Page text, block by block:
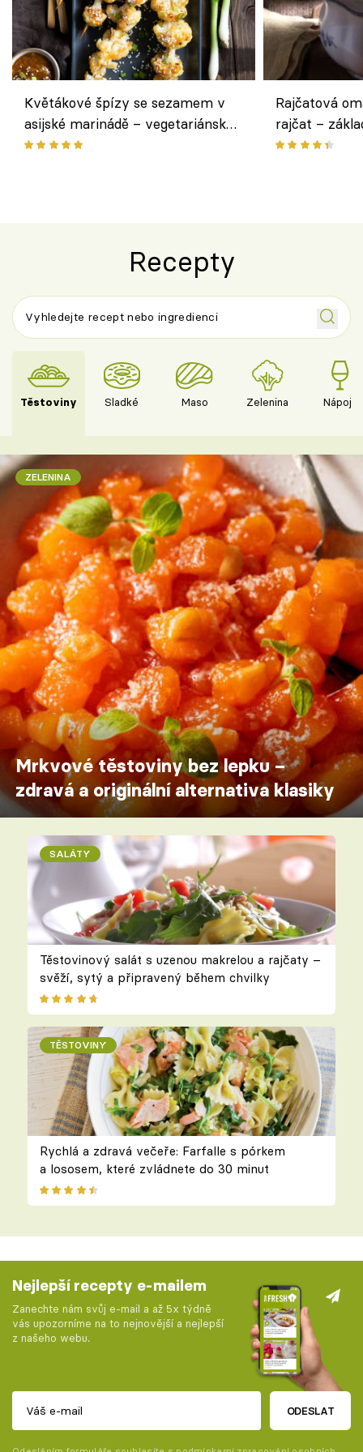
Květákové špízy se sezamem v
asijské marinádě – vegetariánská
chuťovka z grilu
Rajčatová
rajčat –
Recepty
Těstoviny Sladké Maso Zelenina Nápoje
ZELENINA
Mrkvové těstoviny bez lepku –
zdravá a originální alternativa klasiky
SALÁTY
Těstovinový salát s uzenou makrelou a rajčaty –
svěží, sytý a připravený během chvilky
TĚSTOVINY
Rychlá a zdravá večeře: Farfalle s pórkem
a lososem, které zvládnete do 30 minut
Nejlepší recepty e-mailem
Zanechte nám svůj e-mail a až 5x týdně
vás upozorníme na to nejnovější a nejlepší
z našeho webu.
ODESLAT